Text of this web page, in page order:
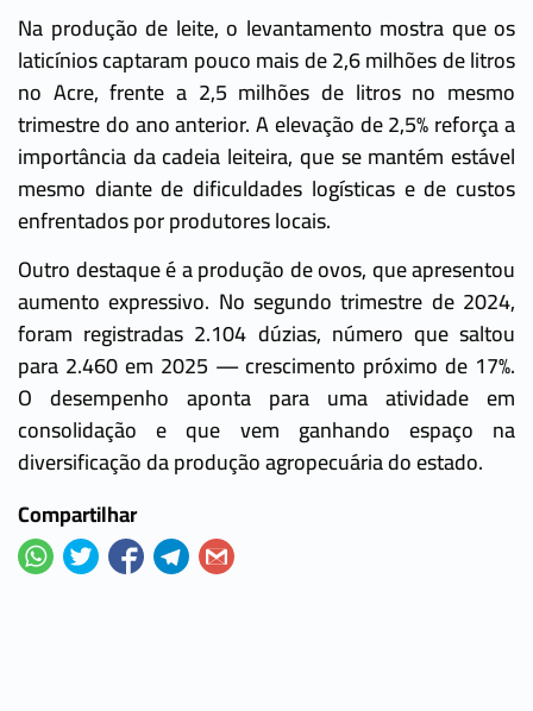
Na produção de leite, o levantamento mostra que os
laticínios captaram pouco mais de 2,6 milhões de litros
no Acre, frente a 2,5 milhões de litros no mesmo
trimestre do ano anterior. A elevação de 2,5% reforça a
importância da cadeia leiteira, que se mantém estável
mesmo diante de dificuldades logísticas e de custos
enfrentados por produtores locais.
Outro destaque é a produção de ovos, que apresentou
aumento expressivo. No segundo trimestre de 2024,
foram registradas 2.104 dúzias, número que saltou
para 2.460 em 2025 — crescimento próximo de 17%.
O desempenho aponta para uma atividade em
consolidação e que vem ganhando espaço na
diversificação da produção agropecuária do estado.
Compartilhar